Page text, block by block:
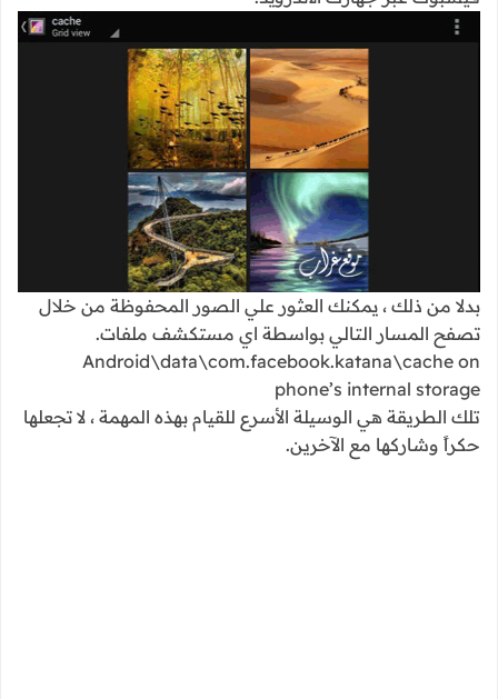
بدلا من ذلك ، يمكنك العثور علي الصور المحفوظة من خلال
تصفح المسار التالي بواسطة اي مستكشف ملفات.
Android\data\com.facebook.katana\cache on
phone’s internal storage
تلك الطريقة هي الوسيلة الأسرع للقيام بهذه المهمة ، لا تجعلها
حكراً وشاركها مع الآخرين.